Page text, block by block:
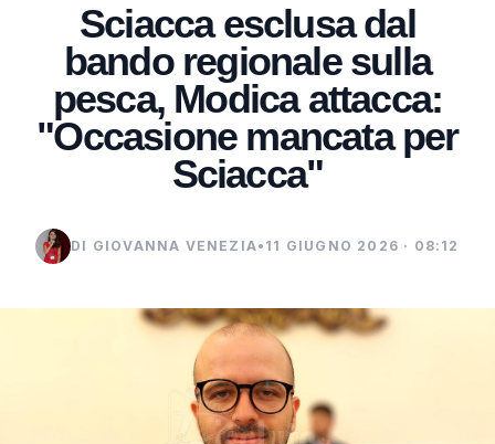
Sciacca esclusa dal
bando regionale sulla
pesca, Modica attacca:
"Occasione mancata per
Sciacca"
DI GIOVANNA VENEZIA• 11 GIUGNO 2026 · 08:12